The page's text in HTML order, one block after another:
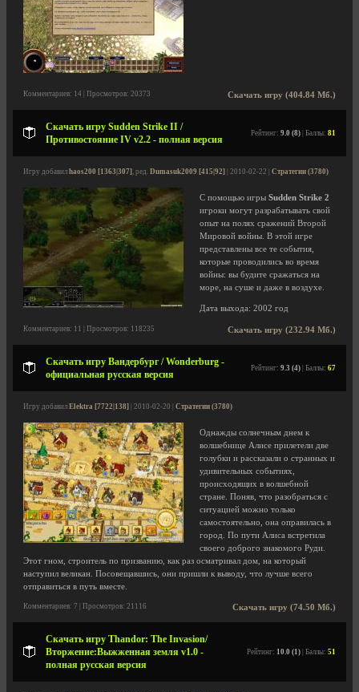
Скачать игру (404.84 Мб.)
Комментариев: 14 | Просмотров: 20373
Скачать игру Sudden Strike II /
Противостояние IV v2.2 - полная версия
Рейтинг: 9.0 (8) | Баллы: 81
Игру добавил haos200 [1363|307], ред. Dumasuk2009 [415|92] | 2010-02-22 | Стратегии (3780)
С помощью игры Sudden Strike 2
игроки могут разрабатывать свой
опыт на полях сражений Второй
Мировой войны. В этой игре
представлены все те события,
которые проводились во время
войны: вы будите сражаться на
море, на суше и даже в воздухе.
Дата выхода: 2002 год
Скачать игру (232.94 Мб.)
Комментариев: 11 | Просмотров: 118235
Скачать игру Вандербург / Wonderburg -
официальная русская версия
Рейтинг: 9.3 (4) | Баллы: 67
Игру добавил Elektra [7722|138] | 2010-02-20 | Стратегии (3780)
Однажды солнечным днем к
волшебнице Алисе прилетели две
голубки и рассказали о странных и
удивительных событиях,
происходящих в волшебной
стране. Поняв, что разобраться с
ситуацией можно только
самостоятельно, она оправилась в
город. По пути Алиса встретила
своего доброго знакомого Руди.
Этот гном, строитель по призванию, как раз осматривал дом, на который
наступил великан. Посовещавшись, они пришли к выводу, что лучше всего
отправиться в путь вместе.
Скачать игру (74.50 Мб.)
Комментариев: 7 | Просмотров: 21116
Скачать игру Thandor: The Invasion/
Вторжение:Выжженная земля v1.0 -
полная русская версия
Рейтинг: 10.0 (1) | Баллы: 51